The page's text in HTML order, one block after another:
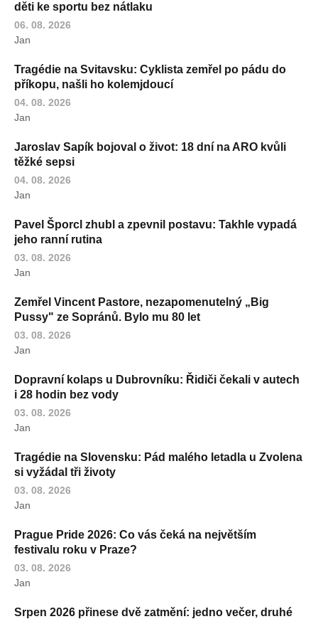
děti ke sportu bez nátlaku
06. 08. 2026
Jan
Tragédie na Svitavsku: Cyklista zemřel po pádu do
příkopu, našli ho kolemjdoucí
04. 08. 2026
Jan
Jaroslav Sapík bojoval o život: 18 dní na ARO kvůli
těžké sepsi
04. 08. 2026
Jan
Pavel Šporcl zhubl a zpevnil postavu: Takhle vypadá
jeho ranní rutina
03. 08. 2026
Jan
Zemřel Vincent Pastore, nezapomenutelný „Big
Pussy" ze Sopránů. Bylo mu 80 let
03. 08. 2026
Jan
Dopravní kolaps u Dubrovníku: Řidiči čekali v autech
i 28 hodin bez vody
03. 08. 2026
Jan
Tragédie na Slovensku: Pád malého letadla u Zvolena
si vyžádal tři životy
03. 08. 2026
Jan
Prague Pride 2026: Co vás čeká na největším
festivalu roku v Praze?
03. 08. 2026
Jan
Srpen 2026 přinese dvě zatmění: jedno večer, druhé